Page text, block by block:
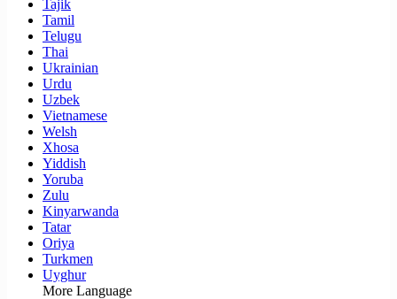
Tajik
Tamil
Telugu
Thai
Ukrainian
Urdu
Uzbek
Vietnamese
Welsh
Xhosa
Yiddish
Yoruba
Zulu
Kinyarwanda
Tatar
Oriya
Turkmen
Uyghur
More Language